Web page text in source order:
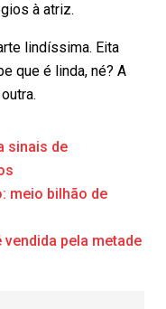
à atriz.
lindíssima. Eita
que é linda, né? A
sinais de
meio bilhão de
pela metade